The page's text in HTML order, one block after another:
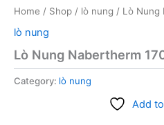
Home / Shop / lò nung / Lò Nung
lò nung
Lò Nung Nabertherm
Category: lò nung
Add